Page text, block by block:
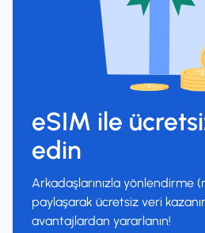
eSIM ile
edin
Arkadaşlarınızla yönlendirme
paylaşarak ücretsiz veri
avantajlardan yararlanın!